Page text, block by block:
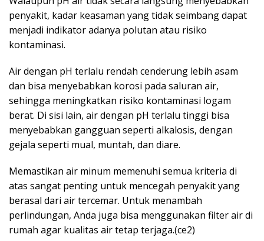
penyakit, kadar keasaman yang tidak seimbang dapat
menjadi indikator adanya polutan atau risiko
kontaminasi.
Air dengan pH terlalu rendah cenderung lebih asam
dan bisa menyebabkan korosi pada saluran air,
sehingga meningkatkan risiko kontaminasi logam
berat. Di sisi lain, air dengan pH terlalu tinggi bisa
menyebabkan gangguan seperti alkalosis, dengan
gejala seperti mual, muntah, dan diare.
Memastikan air minum memenuhi semua kriteria di
atas sangat penting untuk mencegah penyakit yang
berasal dari air tercemar. Untuk menambah
perlindungan, Anda juga bisa menggunakan filter air di
rumah agar kualitas air tetap terjaga.(ce2)